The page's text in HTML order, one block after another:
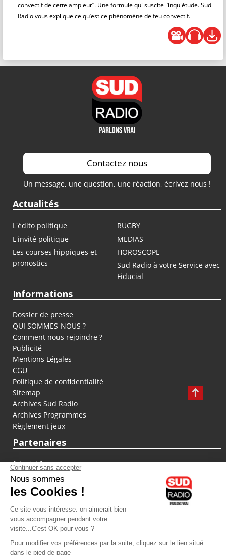
convectif de cette ampleur”. Une formule qui suscite l’inquiétude. Sud
Radio vous explique ce qu’est ce phénomène de feu convectif.
Contactez nous
Un message, une question, une réaction, écrivez nous !
Actualités
L'édito politique
RUGBY
L'invité politique
MEDIAS
Les courses hippiques et
pronostics
HOROSCOPE
Sud Radio à votre Service avec
Fiducial
Informations
Dossier de presse
QUI SOMMES-NOUS ?
Comment nous rejoindre ?
Publicité
Mentions Légales
CGU
Politique de confidentialité
Sitemap
Archives Sud Radio
Archives Programmes
Règlement jeux
Partenaires
fiducial.fr
lyoncapitale.fr
olympique-et-lyonnais.com
L'application Iphone / Android
Téléchargez l'application